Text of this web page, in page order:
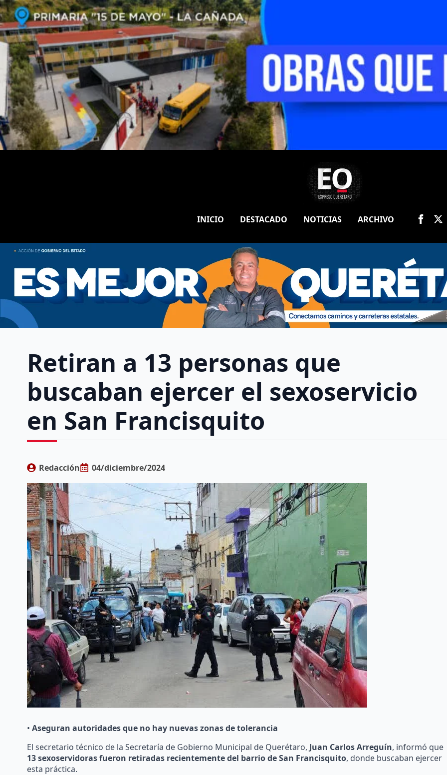
INICIO DESTACADO NOTICIAS ARCHIVO
Retiran a 13 personas que
buscaban ejercer el sexoservicio
en San Francisquito
Redacción 04/diciembre/2024
• Aseguran autoridades que no hay nuevas zonas de tolerancia
El secretario técnico de la Secretaría de Gobierno Municipal de Querétaro, Juan Carlos Arreguín, informó que
13 sexoservidoras fueron retiradas recientemente del barrio de San Francisquito, donde buscaban ejercer
esta práctica.